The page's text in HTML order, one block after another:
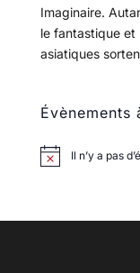
Imaginaire.
le fantastique et
asiatiques
Évènements
Il n’y a pas